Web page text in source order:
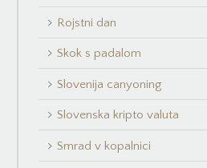
Rojstni dan
Skok s padalom
Slovenija canyoning
Slovenska kripto valuta
Smrad v kopalnici